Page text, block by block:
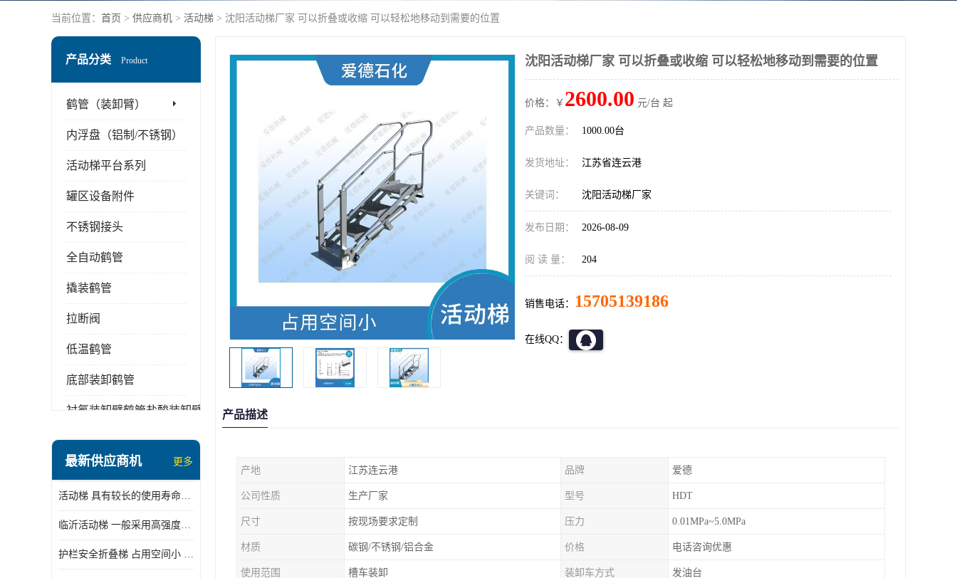
当前位置： 首页 > 供应商机 > 活动梯 > 沈阳活动梯厂家 可以折叠或收缩 可以轻松地移动到需要的位置
产品分类 Product
鹤管（装卸臂）
内浮盘（铝制/不锈钢）
活动梯平台系列
罐区设备附件
不锈钢接头
全自动鹤管
撬装鹤管
拉断阀
低温鹤管
底部装卸鹤管
衬氟装卸臂鹤管盐酸装卸臂
顶部装卸车鹤管
液氨液化气鹤管
定量装车系统
最新供应商机 更多
活动梯 具有较长的使用寿命和耐用性 一般采用高强度材料制造
临沂活动梯 一般采用高强度材料制造 可以用于多种不同的任务
护栏安全折叠梯 占用空间小 方便存放和搬运
沈阳活动梯厂家 可以折叠或收缩 可以轻松地移动到需要的位置
价格：￥ 2600.00 元/台 起
产品数量： 1000.00台
发货地址： 江苏省连云港
关键词： 沈阳活动梯厂家
发布日期： 2026-08-09
阅 读 量： 204
销售电话： 15705139186
在线QQ：
产品描述
产地 江苏连云港 品牌 爱德
公司性质 生产厂家 型号 HDT
尺寸 按现场要求定制 压力 0.01MPa~5.0MPa
材质 碳钢/不锈钢/铝合金 价格 电话咨询优惠
使用范围 槽车装卸 装卸车方式 发油台